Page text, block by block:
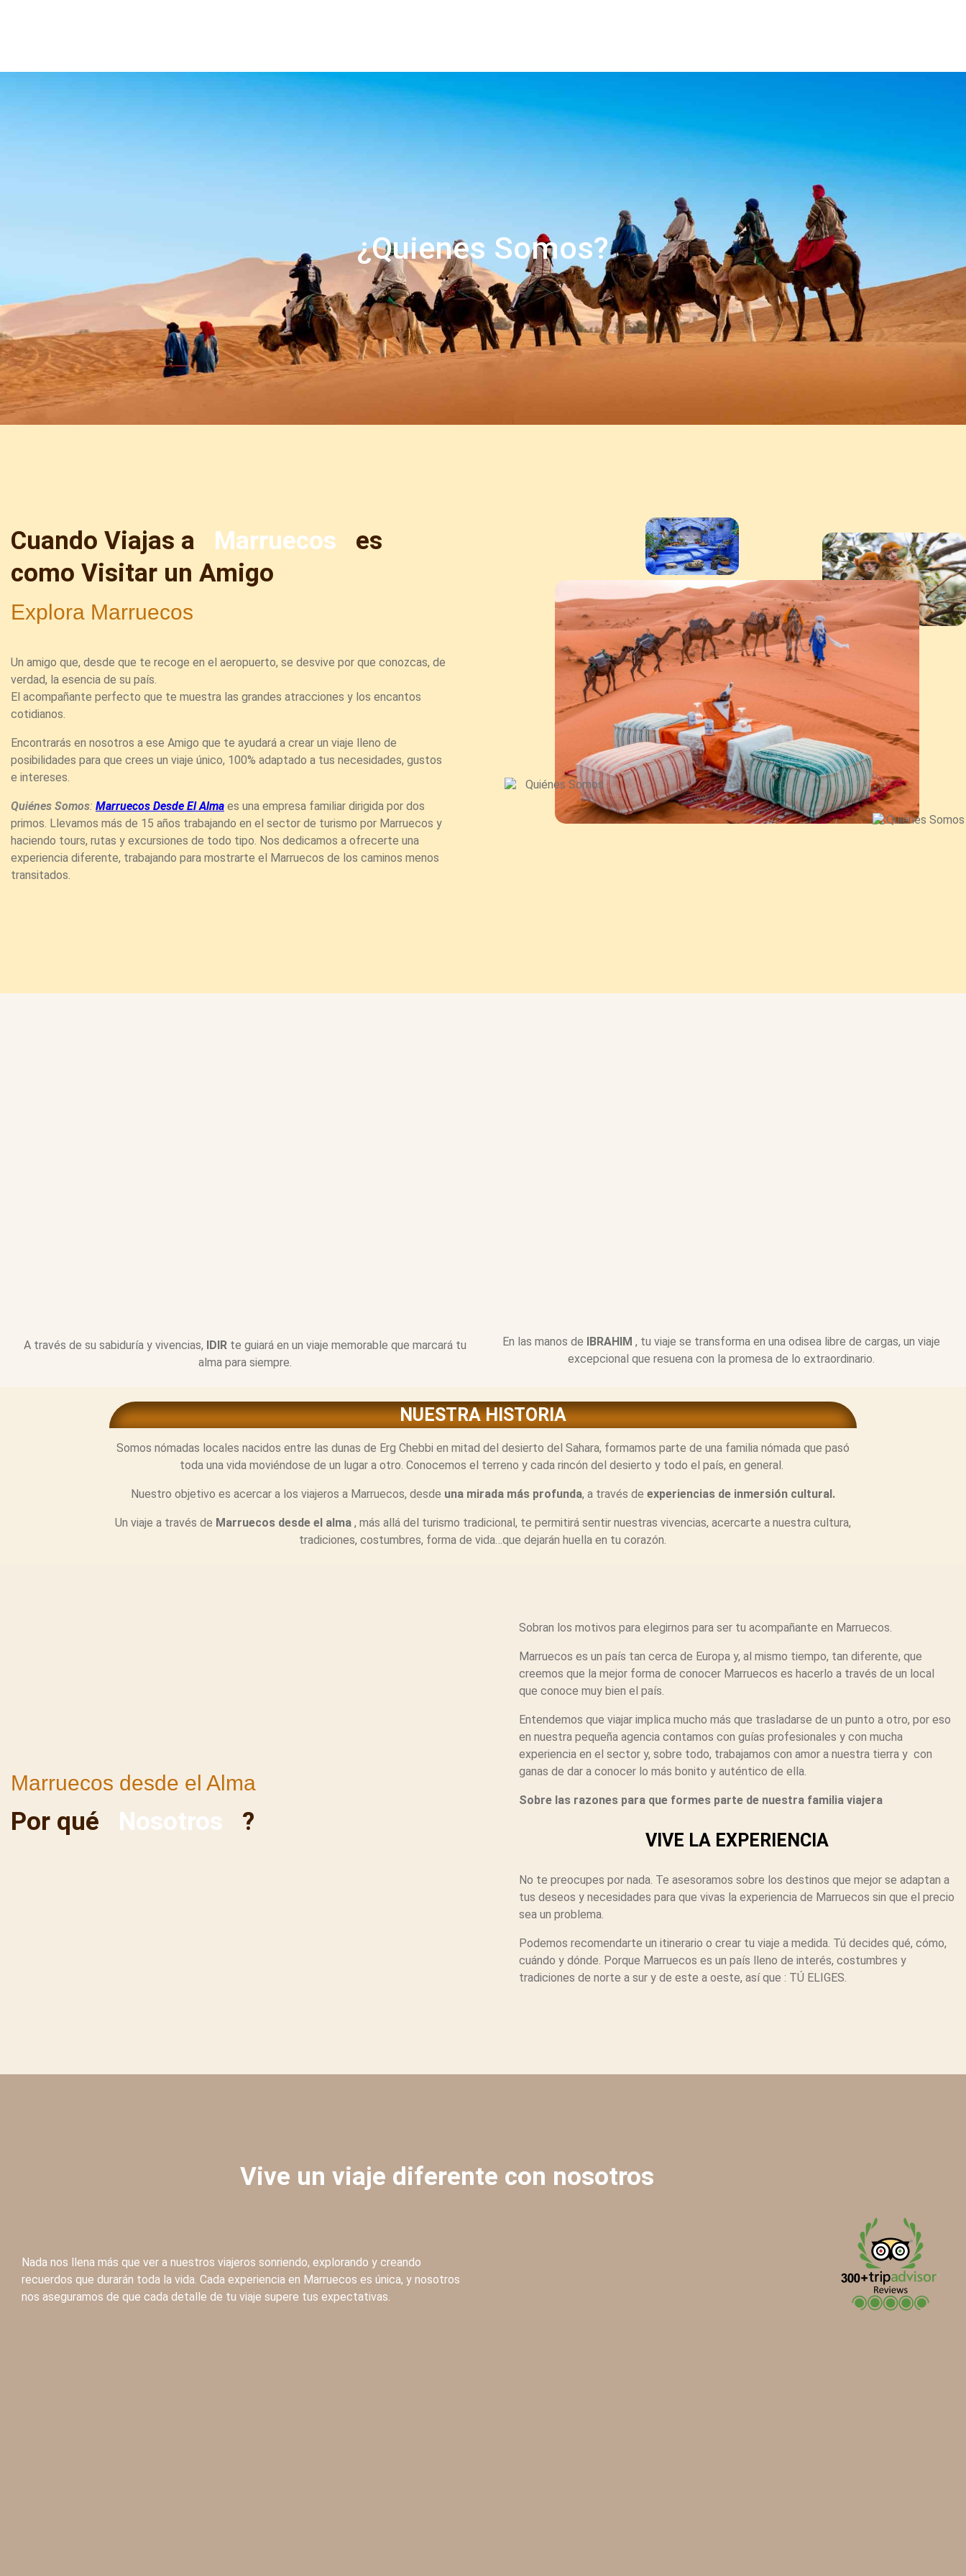
¿Quienes Somos?
Cuando Viajas a Marruecos
es
como Visitar un Amigo
Explora Marruecos
Un amigo que, desde que te recoge en el aeropuerto, se desvive por que conozcas, de
verdad, la esencia de su país.
El acompañante perfecto que te muestra las grandes atracciones y los encantos
cotidianos.
Encontrarás en nosotros a ese Amigo que te ayudará a crear un viaje lleno de
posibilidades para que crees un viaje único, 100% adaptado a tus necesidades, gustos
e intereses.
Quiénes Somos: Marruecos Desde El Alma es una empresa familiar dirigida por dos
primos. Llevamos más de 15 años trabajando en el sector de turismo por Marruecos y
haciendo tours, rutas y excursiones de todo tipo. Nos dedicamos a ofrecerte una
experiencia diferente, trabajando para mostrarte el Marruecos de los caminos menos
transitados.
A través de su sabiduría y vivencias, IDIR te guiará en un viaje memorable que marcará tu
alma para siempre.
En las manos de IBRAHIM , tu viaje se transforma en una odisea libre de cargas, un viaje
excepcional que resuena con la promesa de lo extraordinario.
NUESTRA HISTORIA
Somos nómadas locales nacidos entre las dunas de Erg Chebbi en mitad del desierto del Sahara, formamos parte de una familia nómada que pasó
toda una vida moviéndose de un lugar a otro. Conocemos el terreno y cada rincón del desierto y todo el país, en general.
Nuestro objetivo es acercar a los viajeros a Marruecos, desde una mirada más profunda, a través de experiencias de inmersión cultural.
Un viaje a través de Marruecos desde el alma, más allá del turismo tradicional, te permitirá sentir nuestras vivencias, acercarte a nuestra cultura,
tradiciones, costumbres, forma de vida…que dejarán huella en tu corazón.
Marruecos desde el Alma
Por qué Nosotros ?
Sobran los motivos para elegirnos para ser tu acompañante en Marruecos.
Marruecos es un país tan cerca de Europa y, al mismo tiempo, tan diferente, que
creemos que la mejor forma de conocer Marruecos es hacerlo a través de un local
que conoce muy bien el país.
Entendemos que viajar implica mucho más que trasladarse de un punto a otro, por eso
en nuestra pequeña agencia contamos con guías profesionales y con mucha
experiencia en el sector y, sobre todo, trabajamos con amor a nuestra tierra y con
ganas de dar a conocer lo más bonito y auténtico de ella.
Sobre las razones para que formes parte de nuestra familia viajera
VIVE LA EXPERIENCIA
No te preocupes por nada. Te asesoramos sobre los destinos que mejor se adaptan a
tus deseos y necesidades para que vivas la experiencia de Marruecos sin que el precio
sea un problema.
Podemos recomendarte un itinerario o crear tu viaje a medida. Tú decides qué, cómo,
cuándo y dónde. Porque Marruecos es un país lleno de interés, costumbres y
tradiciones de norte a sur y de este a oeste, así que : TÚ ELIGES.
Vive un viaje diferente con nosotros
Nada nos llena más que ver a nuestros viajeros sonriendo, explorando y creando
recuerdos que durarán toda la vida. Cada experiencia en Marruecos es única, y nosotros
nos aseguramos de que cada detalle de tu viaje supere tus expectativas.